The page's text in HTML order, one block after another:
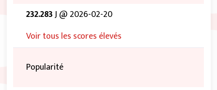
232.283J @ 2026-02-20
Voir tous les scores élevés
Popularité